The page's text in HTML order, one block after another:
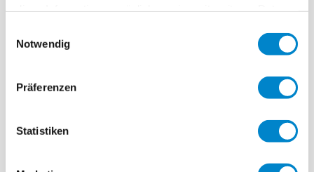
sie im Rahmen Ihrer Nutzung der Dienste gesammelt
haben. Weitere Informationen erhalten Sie in unserer
Notwendig
Präferenzen
Statistiken
Praxisbericht
File